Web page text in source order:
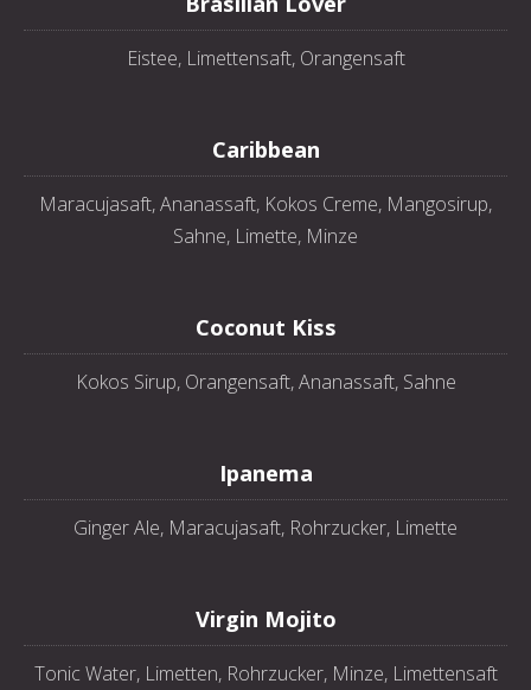
Eistee, Limettensaft, Orangensaft
Caribbean
Maracujasaft, Ananassaft, Kokos Creme, Mangosirup,
Sahne, Limette, Minze
Coconut Kiss
Kokos Sirup, Orangensaft, Ananassaft, Sahne
Ipanema
Ginger Ale, Maracujasaft, Rohrzucker, Limette
Virgin Mojito
Tonic Water, Limetten, Rohrzucker, Minze, Limettensaft